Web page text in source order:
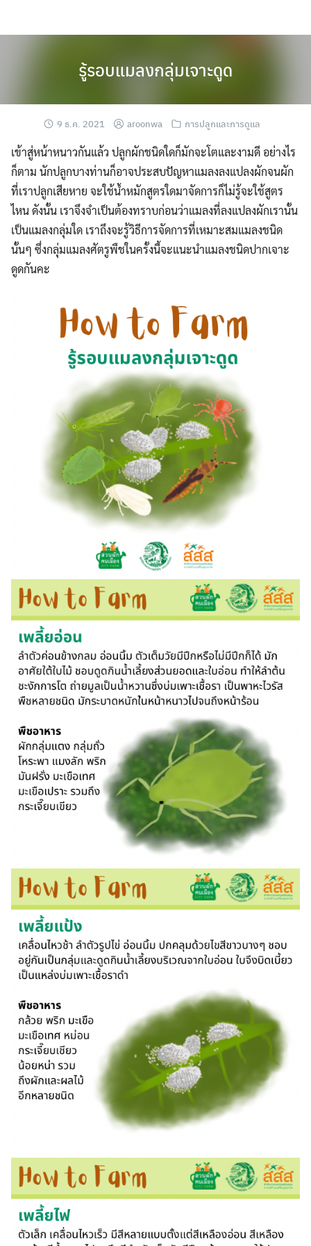
รู้รอบแมลงกลุ่มเจาะดูด
9 ธ.ค. 2021 aroonwa การปลูกและการดูแล
เข้าสู่หน้าหนาวกันแล้ว ปลูกผักชนิดใดก็มักจะโตและงามดี อย่างไร
ก็ตาม นักปลูกบางท่านก็อาจประสบปัญหาแมลงลงแปลงผักจนผัก
ที่เราปลูกเสียหาย จะใช้น้ำหมักสูตรใดมาจัดการก็ไม่รู้จะใช้สูตร
ไหน ดังนั้น เราจึงจำเป็นต้องทราบก่อนว่าแมลงที่ลงแปลงผักเรานั้น
เป็นแมลงกลุ่มใด เราถึงจะรู้วิธีการจัดการที่เหมาะสมแมลงชนิด
นั้นๆ ซึ่งกลุ่มแมลงศัตรูพืชในครั้งนี้จะแนะนำแมลงชนิดปากเจาะ
ดูดกันคะ